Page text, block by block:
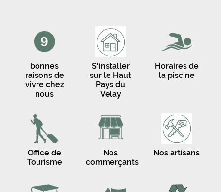
bonnes
raisons de
vivre chez
nous
S'installer
sur le Haut
Pays du
Velay
Horaires de
la piscine
Office de
Tourisme
Nos
commerçants
Nos artisans